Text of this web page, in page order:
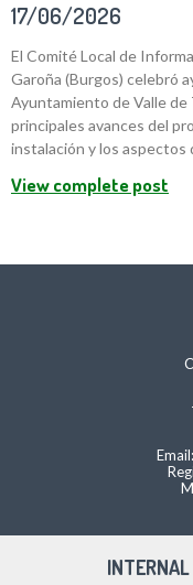
17/06/2026
El Comité Local de
Garoña (Burgos) celebró
Ayuntamiento de Valle de
principales avances del
instalación y los
View complete post
Email: